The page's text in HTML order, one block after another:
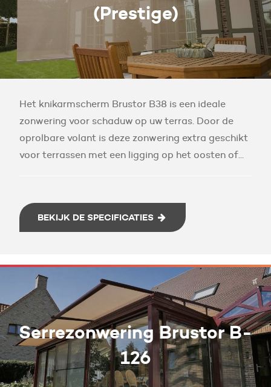
(Prestige)
Het knikarmscherm Brustor B38 is een ideale
zonwering voor schaduw op uw terras. Door de
oprolbare volant is deze zonwering extra geschikt
voor terrassen met een ligging op het oosten of...
BEKIJK DE SPECIFICATIES
Serrezonwering Brustor B-
126